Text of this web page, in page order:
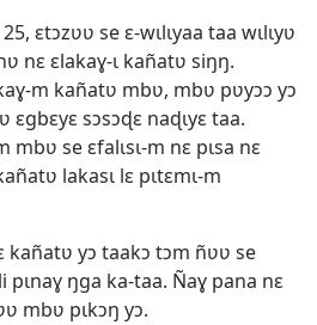
ɛtɔzʋʋ se ɛ-wɩlɩyaa taa wɩlɩyʋ
nɛ ɛlakaɣ-ɩ kañatʋ siŋŋ.
m kañatʋ mbʋ, mbʋ pʋyɔɔ yɔ
ɛgbɛyɛ sɔsɔɖɛ naɖɩyɛ taa.
mbʋ se ɛfalɩsɩ-m nɛ pɩsa nɛ
lakasɩ lɛ pɩtɛmɩ-m
kañatʋ yɔ taakɔ tɔm ñʋʋ se
ŋga ka-taa. Ñaɣ pana nɛ
mbʋ pɩkɔŋ yɔ.